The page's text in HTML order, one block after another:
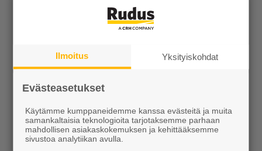
Rudus
Referenssit
Ilmoitus Yksityiskohdat
Evästeasetukset
Käytämme kumppaneidemme kanssa evästeitä ja muita
samankaltaisia teknologioita tarjotaksemme parhaan
mahdollisen asiakaskokemuksen ja kehittääksemme
sivustoa analytiikan avulla.